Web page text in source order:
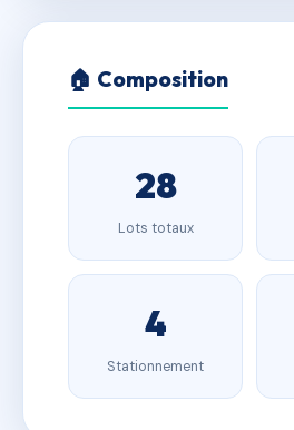
🏠 Composition
28
Lots totaux
4
Stationnement